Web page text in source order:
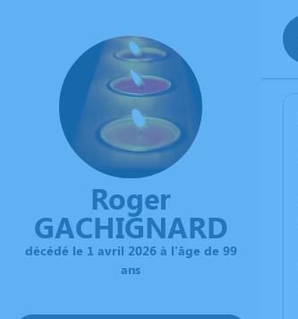
Roger
GACHIGNARD
décédé le 1 avril 2026 à l'âge de 99
ans